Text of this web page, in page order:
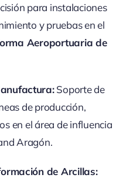
para instalaciones
y pruebas en el
Aeroportuaria de
Soporte de
de producción,
en el área de influencia
Aragón.
de Arcillas: